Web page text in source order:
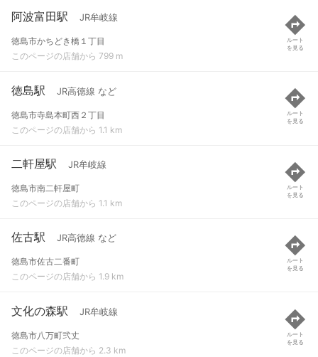
阿波富田駅 JR牟岐線
徳島市かちどき橋１丁目
このページの店舗から 799 m
ルート
を見る
徳島駅 JR高徳線 など
徳島市寺島本町西２丁目
このページの店舗から 1.1 km
ルート
を見る
二軒屋駅 JR牟岐線
徳島市南二軒屋町
このページの店舗から 1.1 km
ルート
を見る
佐古駅 JR高徳線 など
徳島市佐古二番町
このページの店舗から 1.9 km
ルート
を見る
文化の森駅 JR牟岐線
徳島市八万町弐丈
このページの店舗から 2.3 km
ルート
を見る